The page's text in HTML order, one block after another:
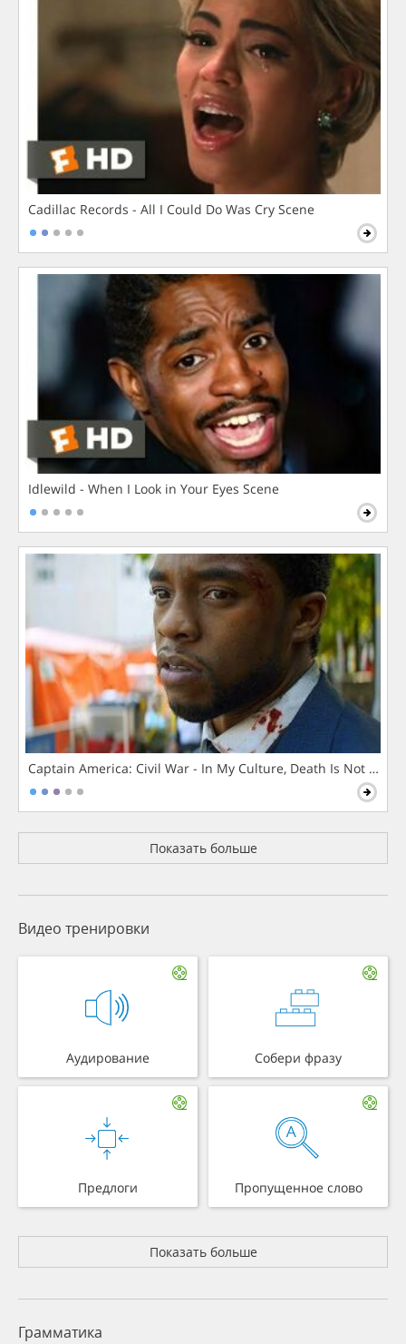
Cadillac Records - All I Could Do Was Cry Scene
Idlewild - When I Look in Your Eyes Scene
Captain America: Civil War - In My Culture, Death Is Not The
Показать больше
Видео тренировки
Аудирование Собери фразу
Предлоги Пропущенное слово
Показать больше
Грамматика